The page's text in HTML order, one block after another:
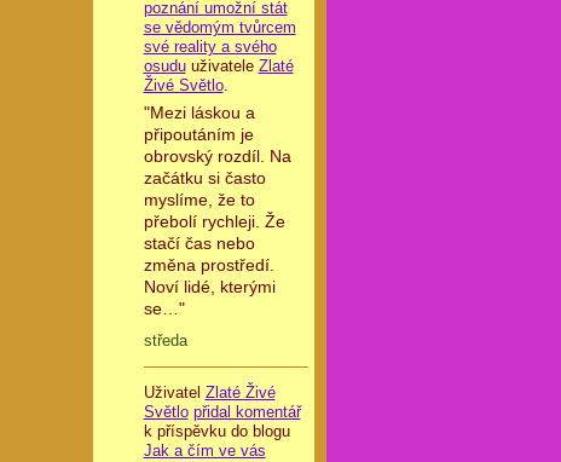
poznání umožní stát
se vědomým tvůrcem
své reality a svého
osuduuživatele Zlaté
Živé Světlo.
"Mezi láskou a
připoutáním je
obrovský rozdíl. Na
začátku si často
myslíme, že to
přebolí rychleji. Že
stačí čas nebo
změna prostředí.
Noví lidé, kterými
se…"
středa
Uživatel Zlaté Živé
Světlo přidal komentář
k příspěvku do blogu
Jak a čím ve vás